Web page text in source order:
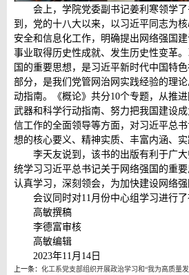
会上，学院党委副书记姜利寒领学
到，党的十八大以来，以习近平同志为
安全和信息化工作，明确提出网络强国
事业取得历史性成就、发生历史性变革
国的重要思想，是习近平新时代中国特
部分，是我们党管网治网实践经验的理
动指南。《概论》共分10个专题，从推
武器和科学行动指南、努力把我国建设
信工作的全面领导等方面，对习近平总
想的核心要义、精神实质、丰富内涵、实
李天友说到，该书的出版有利于广
统学习习近平总书记关于网络强国的重
认真学习，深刻领会，为加快建设网络强
会议同时对11月份中心组学习进行了
高敏撰稿
李德富审核
高敏编辑
2023年11月14日
上一条： 化工系党支部组织开展政治学习和“我为高质量